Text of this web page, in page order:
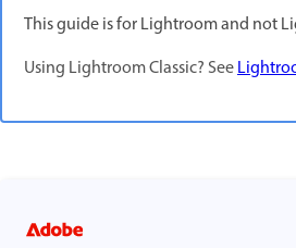
This guide is for Lightroom and not
Using Lightroom Classic? See